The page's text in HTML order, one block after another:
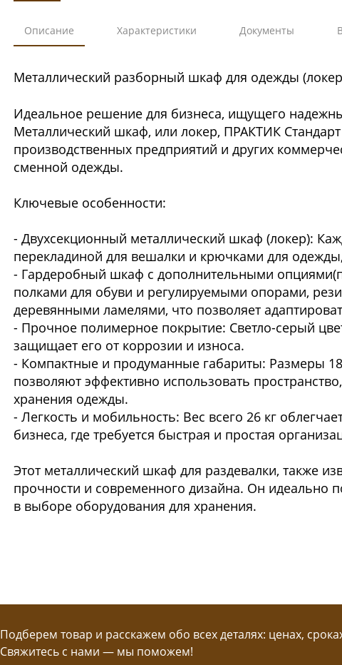
Описание Характеристики Документы
Металлический разборный шкаф для одежды
Идеальное решение для бизнеса, ищущего
Металлический шкаф, или локер, ПРАКТИК
производственных предприятий и других
сменной одежды.
Ключевые особенности:
- Двухсекционный металлический шкаф (локер):
перекладиной для вешалки и крючками для
- Гардеробный шкаф с дополнительными
полками для обуви и регулируемыми опорами,
деревянными ламелями, что позволяет
- Прочное полимерное покрытие: Светло-серый
защищает его от коррозии и износа.
- Компактные и продуманные габариты: Размеры
позволяют эффективно использовать
хранения одежды.
- Легкость и мобильность: Вес всего 26 кг
бизнеса, где требуется быстрая и простая
Этот металлический шкаф для раздевалки, также
прочности и современного дизайна. Он идеально
в выборе оборудования для хранения.
Подберем товар и расскажем обо всех деталях: ценах,
Свяжитесь с нами — мы поможем!